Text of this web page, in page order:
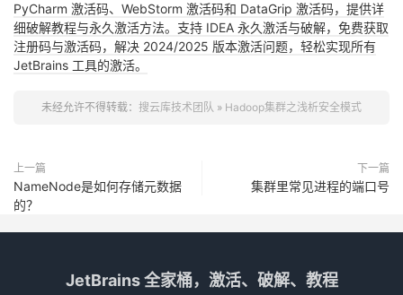
PyCharm 激活码、WebStorm 激活码和 DataGrip 激活码，提供详
细破解教程与永久激活方法。支持 IDEA 永久激活与破解，免费获取
注册码与激活码，解决 2024/2025 版本激活问题，轻松实现所有
JetBrains 工具的激活。
未经允许不得转载： 搜云库技术团队 » Hadoop集群之浅析安全模式
上一篇
NameNode是如何存储元数据
的？
下一篇
集群里常见进程的端口号
JetBrains 全家桶，激活、破解、教程